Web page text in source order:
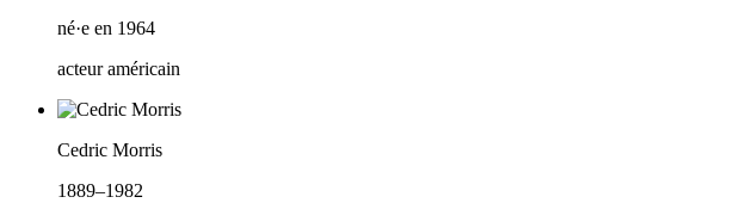
né·e en 1964
acteur américain
Cedric Morris
1889–1982